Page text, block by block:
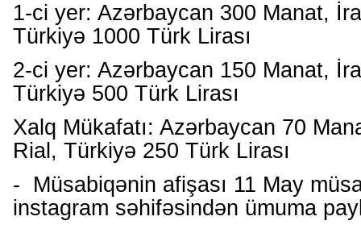
1-ci yer: Azərbaycan 300 Manat,
Türkiyə 1000 Türk Lirası
2-ci yer: Azərbaycan 150 Manat,
Türkiyə 500 Türk Lirası
Xalq Mükafatı: Azərbaycan 70
Rial, Türkiyə 250 Türk Lirası
- Müsabiqənin afişası 11 May
instagram səhifəsindən ümuma